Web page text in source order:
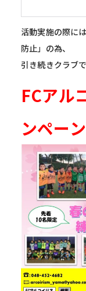
活動実施の際に
防止」の為、
引き続きクラブ
FCアル
ンペー